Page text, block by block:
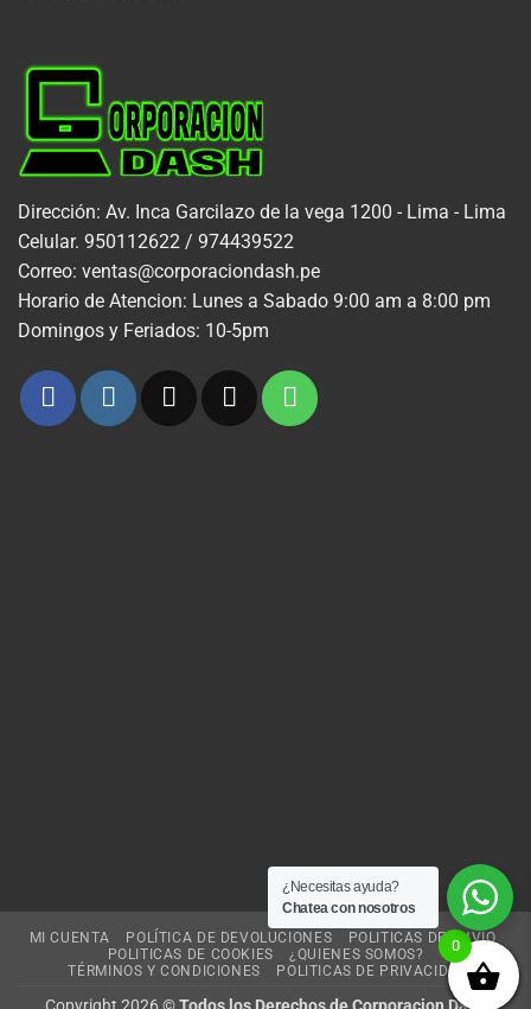
Dirección: Av. Inca Garcilazo de la vega 1200 - Lima - Lima
Celular. 950112622 / 974439522
Correo: ventas@corporaciondash.pe
Horario de Atencion: Lunes a Sabado 9:00 am a 8:00 pm
Domingos y Feriados: 10-5pm
MI CUENTA POLÍTICA DE DEVOLUCIONES
POLITICAS DE ENVIO
POLITICAS DE COOKIES
¿QUIENES SOMOS?
TÉRMINOS Y CONDICIONES
POLITICAS DE PRIVACIDAD
¿Necesitas ayuda?
Chatea con nosotros
0